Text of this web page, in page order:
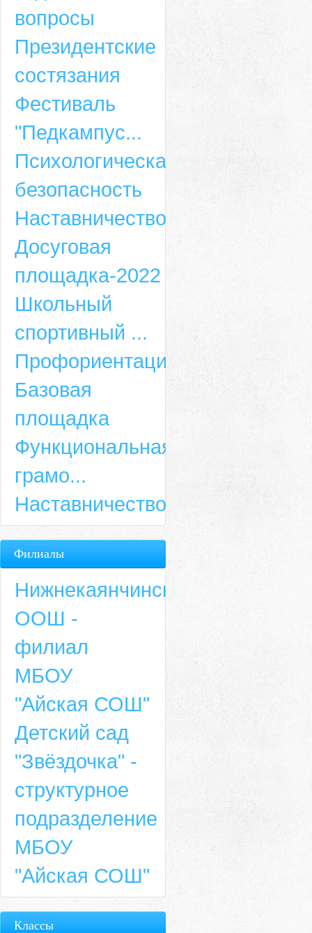
вопросы
Президентские
состязания
Фестиваль
"Педкампус...
Психологическая
безопасность
Наставничество
Досуговая
площадка-2022
Школьный
спортивный ...
Профориентация
Базовая
площадка
Функциональная
грамо...
Наставничество
Филиалы
Нижнекаянчинская
ООШ -
филиал
МБОУ
"Айская СОШ"
Детский сад
"Звёздочка" -
структурное
подразделение
МБОУ
"Айская СОШ"
Классы